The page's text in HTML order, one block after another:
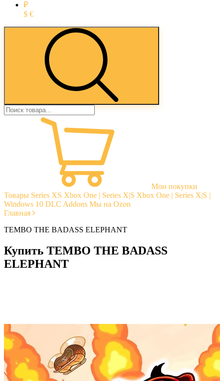
₽
$ €
Мои покупки
Товары Series XS Xbox One | Series X|S Xbox One | Series X|S |
Windows 10 DLC Addons Мы на Ozon
Главная
TEMBO THE BADASS ELEPHANT
Купить TEMBO THE BADASS
ELEPHANT